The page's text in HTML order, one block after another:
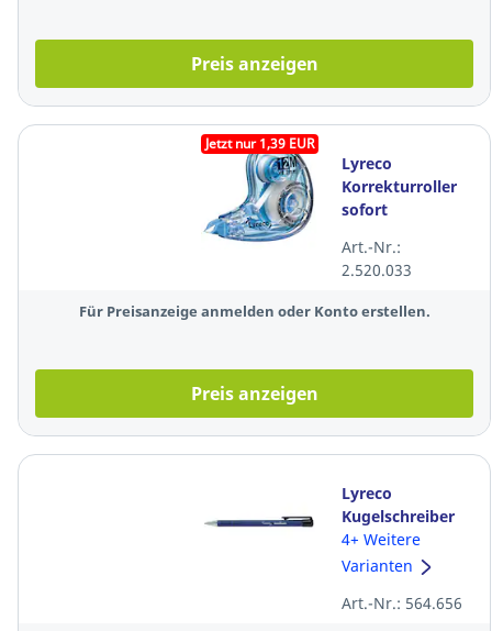
Preis anzeigen
Jetzt nur 1,39 EUR
Lyreco
Korrekturroller
sofort
Länge 12m
Breite 4.2mm
weiß
Art.-Nr.:
2.520.033
Für Preisanzeige anmelden oder Konto erstellen.
Preis anzeigen
Lyreco
Kugelschreiber
Soft,
Strichstärke:
dokumentenecht,
4+ Weitere
Varianten
Art.-Nr.: 564.656